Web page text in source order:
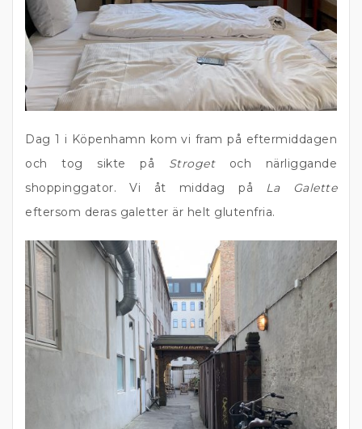
Dag 1 i Köpenhamn kom vi fram på eftermiddagen
och tog sikte på Strogetoch närliggande
shoppinggator. Vi åt middag på La Galette
eftersom deras galetter är helt glutenfria.